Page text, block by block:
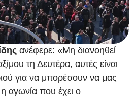
ανέφερε: «Μη διανοηθεί
τη Δευτέρα, αυτές είναι
για να μπορέσουν να μας
αγωνία που έχει ο